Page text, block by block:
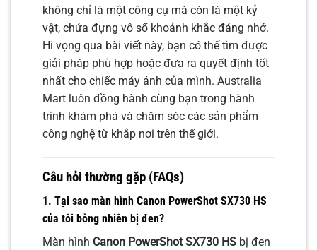
không chỉ là một công cụ mà còn là một kỷ
vật, chứa đựng vô số khoảnh khắc đáng nhớ.
Hi vọng qua bài viết này, bạn có thể tìm được
giải pháp phù hợp hoặc đưa ra quyết định tốt
nhất cho chiếc máy ảnh của mình. Australia
Mart luôn đồng hành cùng bạn trong hành
trình khám phá và chăm sóc các sản phẩm
công nghệ từ khắp nơi trên thế giới.
Câu hỏi thường gặp (FAQs)
1. Tại sao màn hình Canon PowerShot SX730 HS
của tôi bỗng nhiên bị đen?
Màn hình Canon PowerShot SX730 HS bị đen